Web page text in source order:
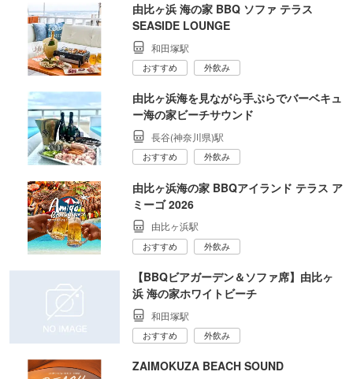
由比ヶ浜 海の家 BBQ ソファ テラス
SEASIDE LOUNGE
和田塚駅
おすすめ 外飲み
由比ヶ浜海を見ながら手ぶらでバーベキュ
ー海の家ビーチサウンド
長谷(神奈川県)駅
おすすめ 外飲み
由比ヶ浜海の家 BBQアイランド テラス ア
ミーゴ 2026
由比ヶ浜駅
おすすめ 外飲み
【BBQビアガーデン＆ソファ席】由比ヶ
浜 海の家ホワイトビーチ
和田塚駅
おすすめ 外飲み
ZAIMOKUZA BEACH SOUND